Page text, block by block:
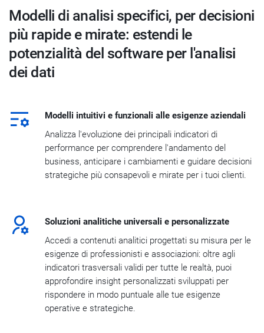
Modelli di analisi specifici, per decisioni
più rapide e mirate: estendi le
potenzialità del software per l'analisi
dei dati
Modelli intuitivi e funzionali alle esigenze aziendali
Analizza l'evoluzione dei principali indicatori di
performance per comprendere l'andamento del
business, anticipare i cambiamenti e guidare decisioni
strategiche più consapevoli e mirate per i tuoi clienti.
Soluzioni analitiche universali e personalizzate
Accedi a contenuti analitici progettati su misura per le
esigenze di professionisti e associazioni: oltre agli
indicatori trasversali validi per tutte le realtà, puoi
approfondire insight personalizzati sviluppati per
rispondere in modo puntuale alle tue esigenze
operative e strategiche.